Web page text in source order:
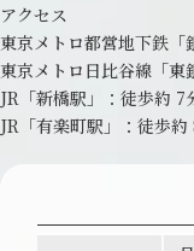
アクセス
東京メトロ都営地下鉄「
東京メトロ日比谷線「東
JR「新橋駅」：徒歩約 7
JR「有楽町駅」：徒歩約